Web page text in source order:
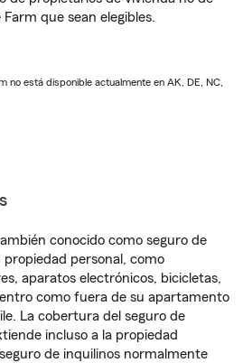
que sean elegibles.
no está disponible actualmente en AK, DE, NC,
conocido como seguro de
personal, como
aparatos electrónicos, bicicletas,
como fuera de su apartamento
La cobertura del seguro de
incluso a la propiedad
de inquilinos normalmente